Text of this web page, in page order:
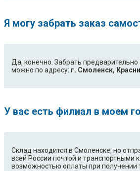
Я могу забрать заказ
Да, конечно. Забрать
можно по адресу: г. Смоленск,
У вас есть филиал в моем
Склад находится в Смоленске, но
всей России почтой и транспортными
возможностью оплаты при получении